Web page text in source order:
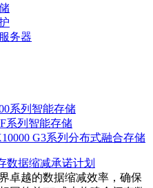
务器
系列智能存储
系列智能存储
G3系列分布式融合存储
数据缩减承诺计划
卓越的数据缩减效率，确保